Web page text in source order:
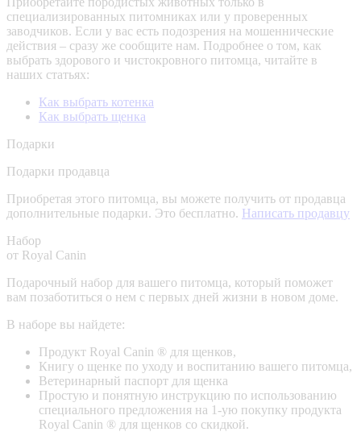
специализированных питомниках или у проверенных
заводчиков. Если у вас есть подозрения на мошеннические
действия – сразу же сообщите нам. Подробнее о том, как
выбрать здорового и чистокровного питомца, читайте в
наших статьях:
Как выбрать котенка
Как выбрать щенка
Подарки
Подарки продавца
Приобретая этого питомца, вы можете получить от продавца
дополнительные подарки. Это бесплатно. Написать продавцу
Набор
от Royal Canin
Подарочный набор для вашего питомца, который поможет
вам позаботиться о нем с первых дней жизни в новом доме.
В наборе вы найдете:
Продукт Royal Canin ® для щенков,
Книгу о щенке по уходу и воспитанию вашего питомца,
Ветеринарный паспорт для щенка
Простую и понятную инструкцию по использованию
специального предложения на 1-ую покупку продукта
Royal Canin ® для щенков со скидкой.